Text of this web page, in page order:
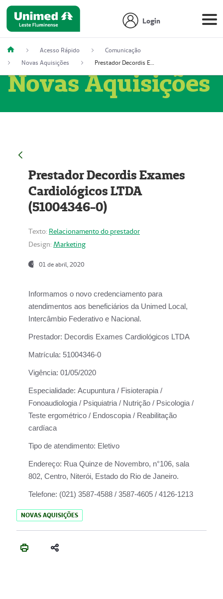
Login
Acesso Rápido
Comunicação
Novas Aquisições
Prestador Decordis Exames Cardiológicos LTDA (51004346-0)
Novas Aquisições
Prestador Decordis Exames
Cardiológicos LTDA
(51004346-0)
Texto: Relacionamento do prestador
Design: Marketing
01 de abril, 2020
Informamos o novo credenciamento para
atendimentos aos beneficiários da Unimed Local,
Intercâmbio Federativo e Nacional.
Prestador: Decordis Exames Cardiológicos LTDA
Matrícula: 51004346-0
Vigência: 01/05/2020
Especialidade: Acupuntura / Fisioterapia /
Fonoaudiologia / Psiquiatria / Nutrição / Psicologia /
Teste ergométrico / Endoscopia / Reabilitação
cardíaca
Tipo de atendimento: Eletivo
Endereço: Rua Quinze de Novembro, n°106, sala
802, Centro, Niterói, Estado do Rio de Janeiro.
Telefone: (021) 3587-4588 / 3587-4605 / 4126-1213
NOVAS AQUISIÇÕES